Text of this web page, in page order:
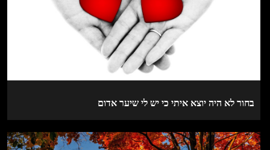
בחור לא היה יוצא איתי כי יש לי שיער אדום